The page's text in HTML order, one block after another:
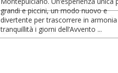
grandi e piccini, un modo nuovo e
divertente per trascorrere in armonia
tranquillità i giorni dell’Avvento ...